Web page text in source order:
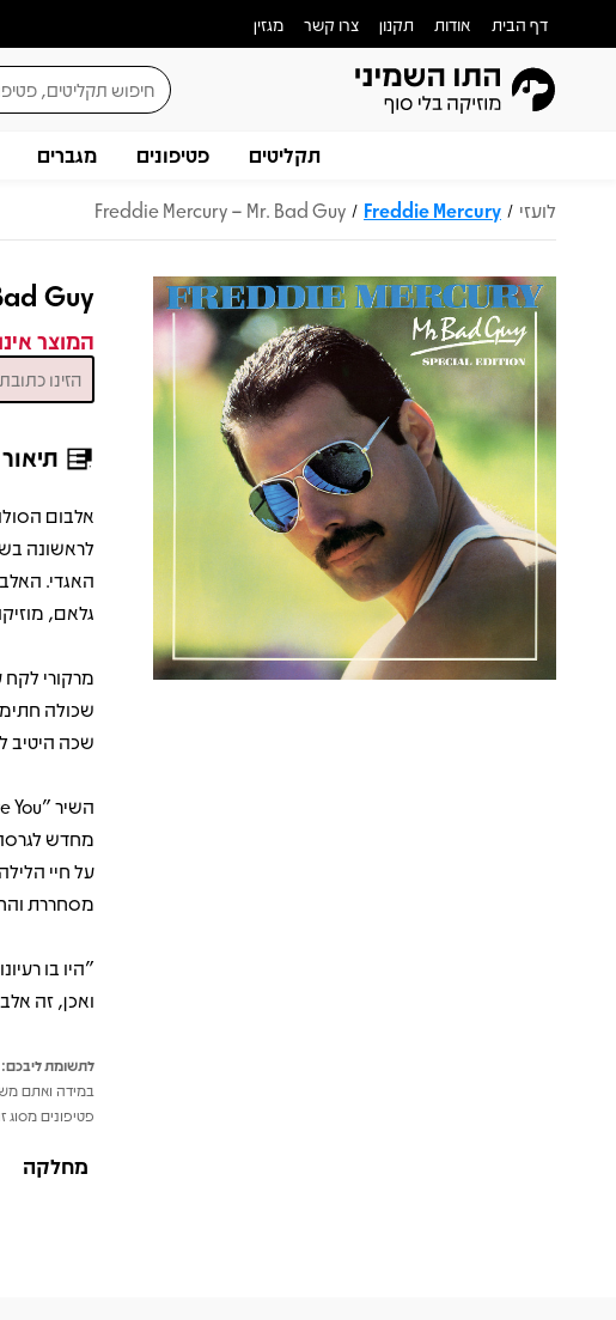
דף הבית אודות תקנון צרו קשר מגזין
תקליטים פטיפונים מגברים
לועזי /
Freddie Mercury
/
Freddie Mercury – Mr. Bad Guy
Guy
המוצר
תיאור
האגדי.
גלאם,
מרקורי לקח
שכולה
שכה היטיב
מסחררת
"היו בו
ואכן, זה
לתשומת ליבכם:
במידה ואתם
פטיפונים
מחלקה